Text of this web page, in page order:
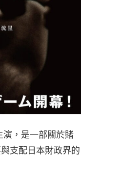
演，是一部關於賭
支配日本財政界的